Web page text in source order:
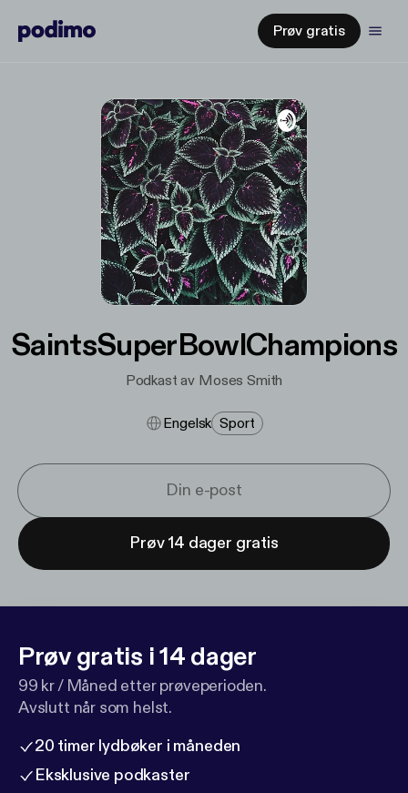
Prøv gratis
SaintsSuperBowlChampions
Podkast av Moses Smith
Engelsk Sport
Prøv 14 dager gratis
Prøv gratis i 14 dager
99 kr / Måned etter prøveperioden.
Avslutt når som helst.
20 timer lydbøker i måneden
Eksklusive podkaster